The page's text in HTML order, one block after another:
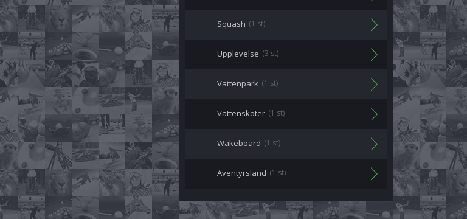
Squash (1 st)
Upplevelse (3 st)
Vattenpark (1 st)
Vattenskoter (1 st)
Wakeboard (1 st)
Äventyrsland (1 st)